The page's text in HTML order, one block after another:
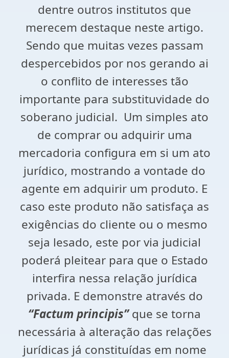
dentre outros institutos que
merecem destaque neste artigo.
Sendo que muitas vezes passam
despercebidos por nos gerando ai
o conflito de interesses tão
importante para substituvidade do
soberano judicial. Um simples ato
de comprar ou adquirir uma
mercadoria configura em si um ato
jurídico, mostrando a vontade do
agente em adquirir um produto. E
caso este produto não satisfaça as
exigências do cliente ou o mesmo
seja lesado, este por via judicial
poderá pleitear para que o Estado
interfira nessa relação jurídica
privada. E demonstre através do
“Factum principis”que se torna
necessária à alteração das relações
jurídicas já constituídas em nome